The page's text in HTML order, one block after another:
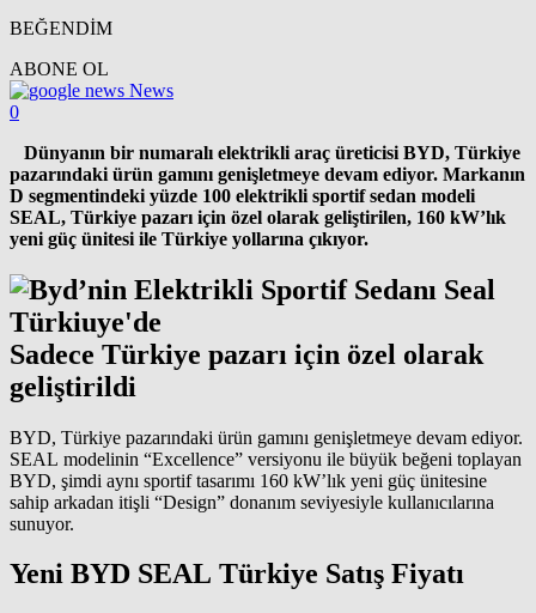
BEĞENDİM
ABONE OL
News
0
Dünyanın bir numaralı elektrikli araç üreticisi BYD, Türkiye
pazarındaki ürün gamını genişletmeye devam ediyor. Markanın
D segmentindeki yüzde 100 elektrikli sportif sedan modeli
SEAL, Türkiye pazarı için özel olarak geliştirilen, 160 kW’lık
yeni güç ünitesi ile Türkiye yollarına çıkıyor.
Sadece Türkiye pazarı için özel olarak
geliştirildi
BYD, Türkiye pazarındaki ürün gamını genişletmeye devam ediyor.
SEAL modelinin “Excellence” versiyonu ile büyük beğeni toplayan
BYD, şimdi aynı sportif tasarımı 160 kW’lık yeni güç ünitesine
sahip arkadan itişli “Design” donanım seviyesiyle kullanıcılarına
sunuyor.
Yeni BYD SEAL Türkiye Satış Fiyatı